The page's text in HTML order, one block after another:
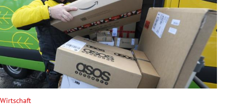
Wirtschaft